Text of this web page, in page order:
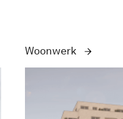
Woonwerk